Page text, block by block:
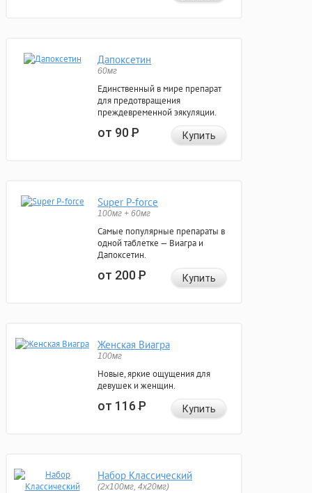
Дапоксетин
60мг
Единственный в мире препарат
для предотвращения
преждевременной эякуляции.
от 90Р Купить
Super P-force
100мг + 60мг
Самые популярные препараты в
одной таблетке — Виагра и
Дапоксетин.
от 200Р Купить
Женская Виагра
100мг
Новые, яркие ощущения для
девушек и женщин.
от 116Р Купить
Набор Классический
(2x100мг, 4x20мг)